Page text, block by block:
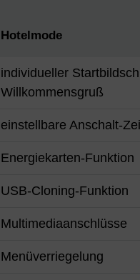
Hotelmode
individueller
Willkommensgruß
einstellbare Anschalt-
Energiekarten-Funktion
USB-Cloning-Funktion
Multimediaanschlüsse
Menüverriegelung